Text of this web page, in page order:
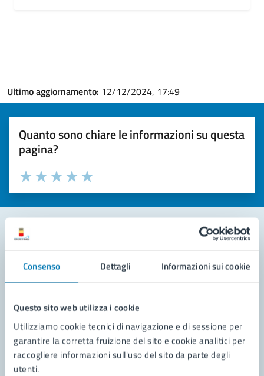
Consenso Dettagli Informazioni sui cookie
Questo sito web utilizza i cookie
Utilizziamo cookie tecnici di navigazione e di sessione per
garantire la corretta fruizione del sito e cookie analitici per
raccogliere informazioni sull'uso del sito da parte degli
utenti.
Ultimo aggiornamento: 12/12/2024, 17:49
Quanto sono chiare le informazioni su questa
pagina?
Valuta la chiarezza delle informazioni (da 1 a 5 stelle)
Seleziona il numero di stelle per valutare la chiarezza delle
Valuta 5 stelle su 5
Valuta 4 stelle su 5
Valuta 3 stelle su 5
Valuta 2 stelle su 5
Valuta 1 stelle su 5
Leggi le domande frequenti
Richiedi assistenza
Prenota appuntamento
Problemi in città